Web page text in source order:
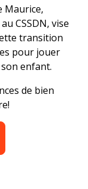
Maurice,
CSSDN, vise
transition
pour jouer
enfant.
de bien